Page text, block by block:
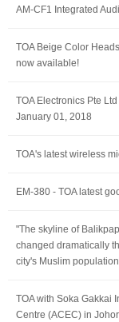
AM-CF1 Integrated
TOA Beige Color
now available!
TOA Electronics Pte
January 01, 2018
TOA's latest wireless
EM-380 - TOA latest
"The skyline of
changed dramatically
city's Muslim
TOA with Soka Gakkai
Centre (ACEC) in